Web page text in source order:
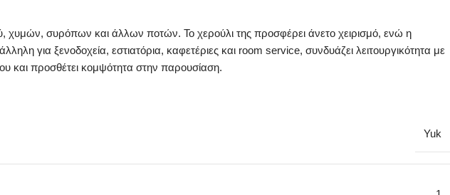
χυμών, συρόπων και άλλων ποτών. Το χερούλι της προσφέρει άνετο χειρισμό, ενώ η
για ξενοδοχεία, εστιατόρια, καφετέριες και room service, συνδυάζει λειτουργικότητα με
και προσθέτει κομψότητα στην παρουσίαση.
Yuk